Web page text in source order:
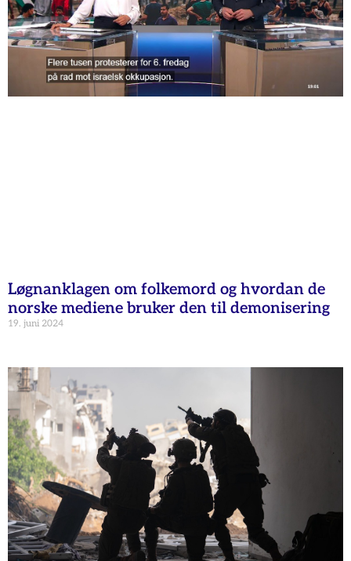
Løgnanklagen om folkemord og hvordan de
norske mediene bruker den til demonisering
19. juni 2024